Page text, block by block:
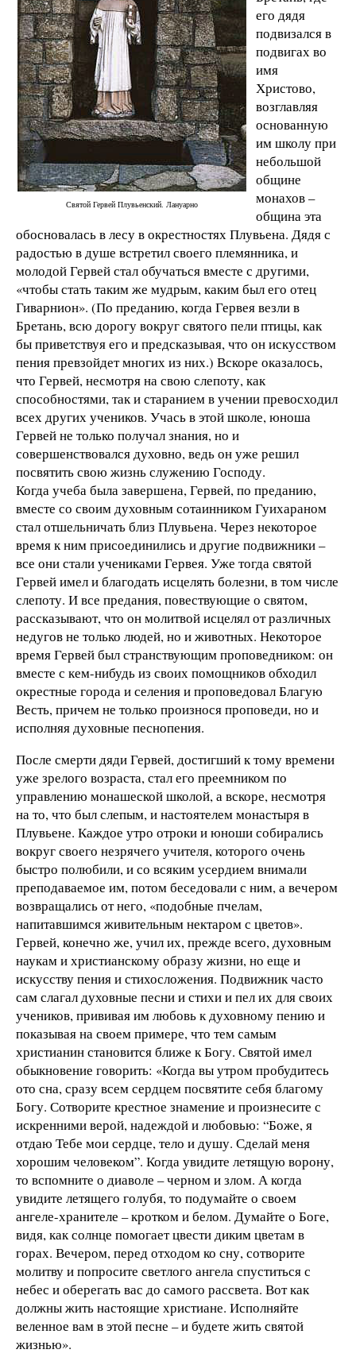
Святой Гервей Плувьенский. Лануарно
его дядя
подвизался в
подвигах во
имя
Христово,
возглавляя
основанную
им школу при
небольшой
общине
монахов –
община эта
обосновалась в лесу в окрестностях Плувьена. Дядя с
радостью в душе встретил своего племянника, и
молодой Гервей стал обучаться вместе с другими,
«чтобы стать таким же мудрым, каким был его отец
Гиварнион». (По преданию, когда Гервея везли в
Бретань, всю дорогу вокруг святого пели птицы, как
бы приветствуя его и предсказывая, что он искусством
пения превзойдет многих из них.) Вскоре оказалось,
что Гервей, несмотря на свою слепоту, как
способностями, так и старанием в учении превосходил
всех других учеников. Учась в этой школе, юноша
Гервей не только получал знания, но и
совершенствовался духовно, ведь он уже решил
посвятить свою жизнь служению Господу.
Когда учеба была завершена, Гервей, по преданию,
вместе со своим духовным сотаинником Гуихараном
стал отшельничать близ Плувьена. Через некоторое
время к ним присоединились и другие подвижники –
все они стали учениками Гервея. Уже тогда святой
Гервей имел и благодать исцелять болезни, в том числе
слепоту. И все предания, повествующие о святом,
рассказывают, что он молитвой исцелял от различных
недугов не только людей, но и животных. Некоторое
время Гервей был странствующим проповедником: он
вместе с кем-нибудь из своих помощников обходил
окрестные города и селения и проповедовал Благую
Весть, причем не только произнося проповеди, но и
исполняя духовные песнопения.
После смерти дяди Гервей, достигший к тому времени
уже зрелого возраста, стал его преемником по
управлению монашеской школой, а вскоре, несмотря
на то, что был слепым, и настоятелем монастыря в
Плувьене. Каждое утро отроки и юноши собирались
вокруг своего незрячего учителя, которого очень
быстро полюбили, и со всяким усердием внимали
преподаваемое им, потом беседовали с ним, а вечером
возвращались от него, «подобные пчелам,
напитавшимся живительным нектаром с цветов».
Гервей, конечно же, учил их, прежде всего, духовным
наукам и христианскому образу жизни, но еще и
искусству пения и стихосложения. Подвижник часто
сам слагал духовные песни и стихи и пел их для своих
учеников, прививая им любовь к духовному пению и
показывая на своем примере, что тем самым
христианин становится ближе к Богу. Святой имел
обыкновение говорить: «Когда вы утром пробудитесь
ото сна, сразу всем сердцем посвятите себя благому
Богу. Сотворите крестное знамение и произнесите с
искренними верой, надеждой и любовью: “Боже, я
отдаю Тебе мои сердце, тело и душу. Сделай меня
хорошим человеком”. Когда увидите летящую ворону,
то вспомните о диаволе – черном и злом. А когда
увидите летящего голубя, то подумайте о своем
ангеле-хранителе – кротком и белом. Думайте о Боге,
видя, как солнце помогает цвести диким цветам в
горах. Вечером, перед отходом ко сну, сотворите
молитву и попросите светлого ангела спуститься с
небес и оберегать вас до самого рассвета. Вот как
должны жить настоящие христиане. Исполняйте
веленное вам в этой песне – и будете жить святой
жизнью».